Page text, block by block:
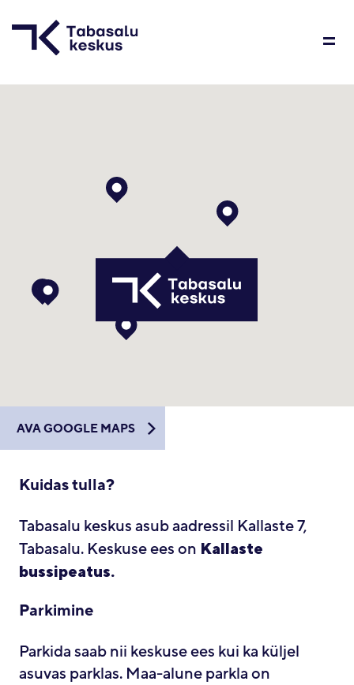
AVA GOOGLE MAPS
Kuidas tulla?
Tabasalu keskus asub aadressil Kallaste 7,
Tabasalu. Keskuse ees on Kallaste
bussipeatus.
Parkimine
Parkida saab nii keskuse ees kui ka küljel
asuvas parklas. Maa-alune parkla on